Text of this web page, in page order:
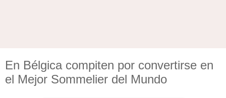
En Bélgica compiten por convertirse en
el Mejor Sommelier del Mundo